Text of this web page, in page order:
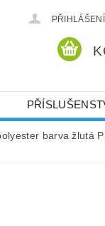
PŘIHLÁŠENÍ
HOT-FIX
barva žlutá